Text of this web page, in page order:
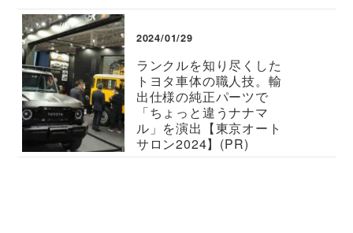
2024/01/29
ランクルを知り尽くした
トヨタ車体の職人技。輸
出仕様の純正パーツで
「ちょっと違うナナマ
ル」を演出【東京オート
サロン2024】(PR)